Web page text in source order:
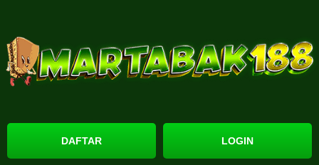
DAFTAR LOGIN